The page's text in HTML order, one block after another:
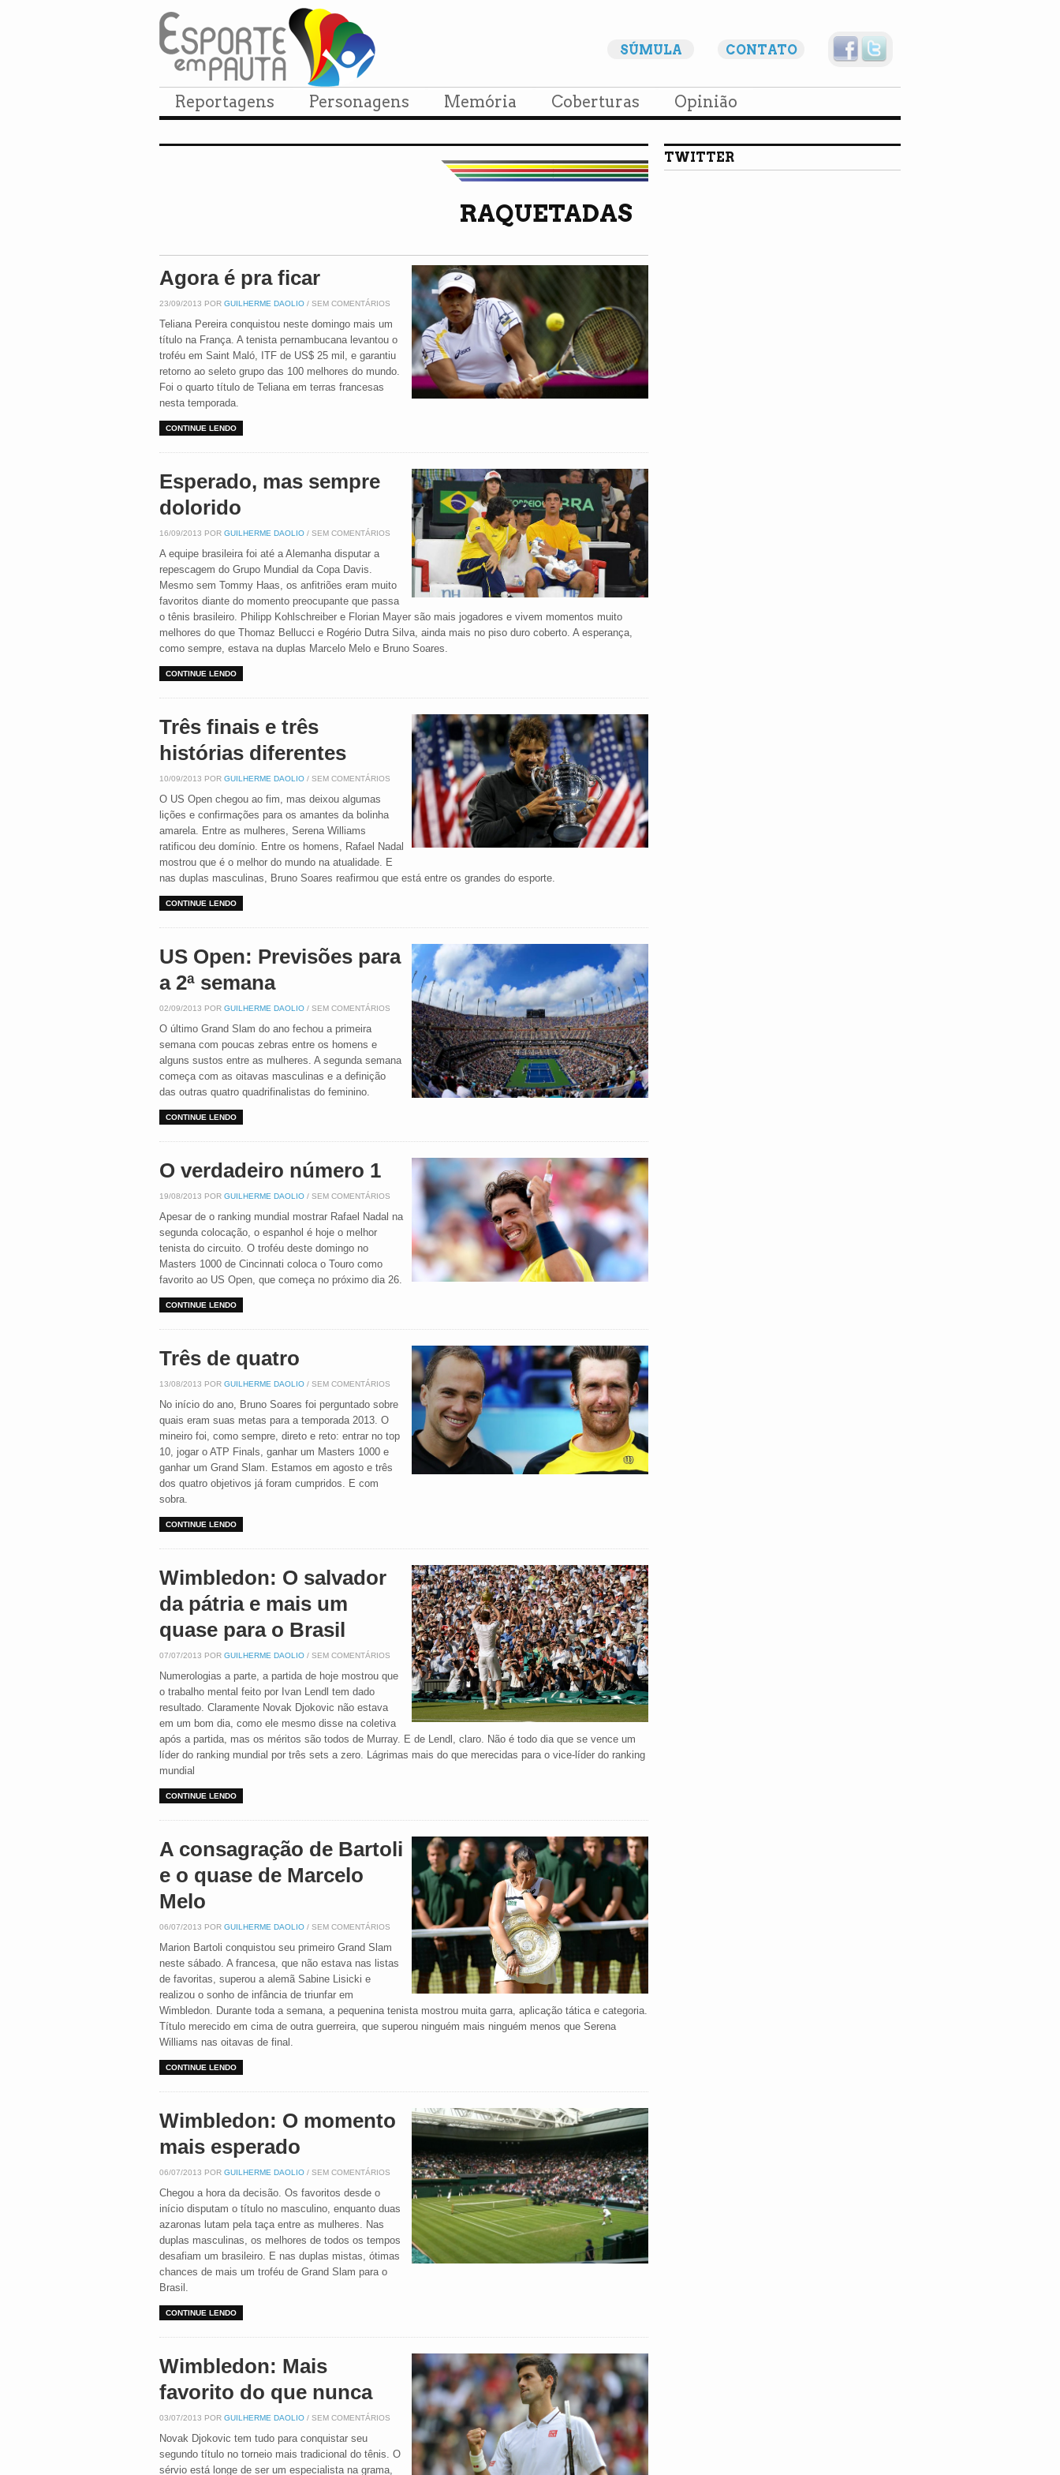
CONTATO
SÚMULA
Reportagens Personagens Memória Coberturas Opinião
RAQUETADAS
Agora é pra ficar
23/09/2013 POR GUILHERME DAOLIO / SEM COMENTÁRIOS
Teliana Pereira conquistou neste domingo mais um
título na França. A tenista pernambucana levantou o
troféu em Saint Maló, ITF de US$ 25 mil, e garantiu
retorno ao seleto grupo das 100 melhores do mundo.
Foi o quarto título de Teliana em terras francesas
nesta temporada.
CONTINUE LENDO
Esperado, mas sempre
dolorido
16/09/2013 POR GUILHERME DAOLIO / SEM COMENTÁRIOS
A equipe brasileira foi até a Alemanha disputar a
repescagem do Grupo Mundial da Copa Davis.
Mesmo sem Tommy Haas, os anfitriões eram muito
favoritos diante do momento preocupante que passa
o tênis brasileiro. Philipp Kohlschreiber e Florian Mayer são mais jogadores e vivem momentos muito
melhores do que Thomaz Bellucci e Rogério Dutra Silva, ainda mais no piso duro coberto. A esperança,
como sempre, estava na duplas Marcelo Melo e Bruno Soares.
CONTINUE LENDO
Três finais e três
histórias diferentes
10/09/2013 POR GUILHERME DAOLIO / SEM COMENTÁRIOS
O US Open chegou ao fim, mas deixou algumas
lições e confirmações para os amantes da bolinha
amarela. Entre as mulheres, Serena Williams
ratificou deu domínio. Entre os homens, Rafael Nadal
mostrou que é o melhor do mundo na atualidade. E
nas duplas masculinas, Bruno Soares reafirmou que está entre os grandes do esporte.
CONTINUE LENDO
US Open: Previsões para
a 2ª semana
02/09/2013 POR GUILHERME DAOLIO / SEM COMENTÁRIOS
O último Grand Slam do ano fechou a primeira
semana com poucas zebras entre os homens e
alguns sustos entre as mulheres. A segunda semana
começa com as oitavas masculinas e a definição
das outras quatro quadrifinalistas do feminino.
CONTINUE LENDO
O verdadeiro número 1
19/08/2013 POR GUILHERME DAOLIO / SEM COMENTÁRIOS
Apesar de o ranking mundial mostrar Rafael Nadal na
segunda colocação, o espanhol é hoje o melhor
tenista do circuito. O troféu deste domingo no
Masters 1000 de Cincinnati coloca o Touro como
favorito ao US Open, que começa no próximo dia 26.
CONTINUE LENDO
Três de quatro
13/08/2013 POR GUILHERME DAOLIO / SEM COMENTÁRIOS
No início do ano, Bruno Soares foi perguntado sobre
quais eram suas metas para a temporada 2013. O
mineiro foi, como sempre, direto e reto: entrar no top
10, jogar o ATP Finals, ganhar um Masters 1000 e
ganhar um Grand Slam. Estamos em agosto e três
dos quatro objetivos já foram cumpridos. E com
sobra.
CONTINUE LENDO
Wimbledon: O salvador
da pátria e mais um
quase para o Brasil
07/07/2013 POR GUILHERME DAOLIO / SEM COMENTÁRIOS
Numerologias a parte, a partida de hoje mostrou que
o trabalho mental feito por Ivan Lendl tem dado
resultado. Claramente Novak Djokovic não estava
em um bom dia, como ele mesmo disse na coletiva
após a partida, mas os méritos são todos de Murray. E de Lendl, claro. Não é todo dia que se vence um
líder do ranking mundial por três sets a zero. Lágrimas mais do que merecidas para o vice-líder do ranking
mundial
CONTINUE LENDO
A consagração de Bartoli
e o quase de Marcelo
Melo
06/07/2013 POR GUILHERME DAOLIO / SEM COMENTÁRIOS
Marion Bartoli conquistou seu primeiro Grand Slam
neste sábado. A francesa, que não estava nas listas
de favoritas, superou a alemã Sabine Lisicki e
realizou o sonho de infância de triunfar em
Wimbledon. Durante toda a semana, a pequenina tenista mostrou muita garra, aplicação tática e categoria.
Título merecido em cima de outra guerreira, que superou ninguém mais ninguém menos que Serena
Williams nas oitavas de final.
CONTINUE LENDO
Wimbledon: O momento
mais esperado
06/07/2013 POR GUILHERME DAOLIO / SEM COMENTÁRIOS
Chegou a hora da decisão. Os favoritos desde o
início disputam o título no masculino, enquanto duas
azaronas lutam pela taça entre as mulheres. Nas
duplas masculinas, os melhores de todos os tempos
desafiam um brasileiro. E nas duplas mistas, ótimas
chances de mais um troféu de Grand Slam para o
Brasil.
CONTINUE LENDO
Wimbledon: Mais
favorito do que nunca
03/07/2013 POR GUILHERME DAOLIO / SEM COMENTÁRIOS
Novak Djokovic tem tudo para conquistar seu
segundo título no torneio mais tradicional do tênis. O
sérvio está longe de ser um especialista na grama,
TWITTER